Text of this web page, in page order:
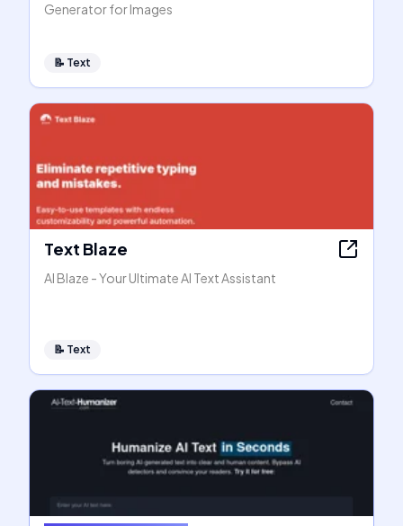
Generator for Images
📝 Text
Text Blaze
AI Blaze - Your Ultimate AI Text Assistant
📝 Text